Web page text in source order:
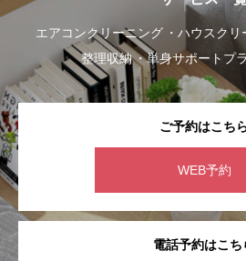
エアコンクリーニング ハウスクリ
整理収納
単身サポートプ
ご予約はこち
WEB予約
電話予約はこち